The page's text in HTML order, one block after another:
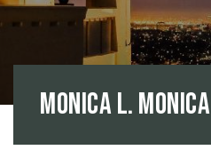
Monica L. Monica